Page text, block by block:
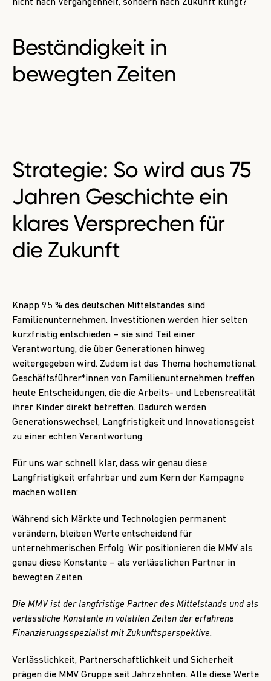
nicht nach Vergangenheit, sondern nach Zukunft klingt?
Beständigkeit in
bewegten Zeiten
Strategie: So wird aus 75
Jahren Geschichte ein
klares Versprechen für
die Zukunft
Knapp 95 % des deutschen Mittelstandes sind
Familienunternehmen. Investitionen werden hier selten
kurzfristig entschieden – sie sind Teil einer
Verantwortung, die über Generationen hinweg
weitergegeben wird. Zudem ist das Thema hochemotional:
Geschäftsführer*innen von Familienunternehmen treffen
heute Entscheidungen, die die Arbeits- und Lebensrealität
ihrer Kinder direkt betreffen. Dadurch werden
Generationswechsel, Langfristigkeit und Innovationsgeist
zu einer echten Verantwortung.
Für uns war schnell klar, dass wir genau diese
Langfristigkeit erfahrbar und zum Kern der Kampagne
machen wollen:
Während sich Märkte und Technologien permanent
verändern, bleiben Werte entscheidend für
unternehmerischen Erfolg. Wir positionieren die MMV als
genau diese Konstante – als verlässlichen Partner in
bewegten Zeiten.
Die MMV ist der langfristige Partner des Mittelstands und als
verlässliche Konstante in volatilen Zeiten der erfahrene
Finanzierungsspezialist mit Zukunftsperspektive.
Verlässlichkeit, Partnerschaftlichkeit und Sicherheit
prägen die MMV Gruppe seit Jahrzehnten. Alle diese Werte